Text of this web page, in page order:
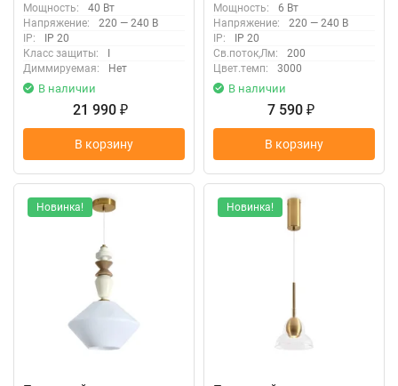
Мощность:
40 Вт
Напряжение:
220 — 240 В
IP:
IP 20
Класс защиты:
I
Диммируемая:
Нет
В наличии
21 990 ₽
В корзину
Мощность:
6 Вт
Напряжение:
220 — 240 В
IP:
IP 20
Св.поток,Лм:
200
Цвет.темп:
3000
В наличии
7 590 ₽
В корзину
Новинка! Новинка!